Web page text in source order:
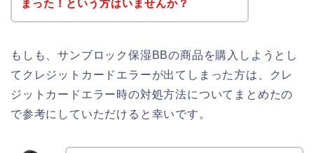
まった！という方はいませんか？
もしも、サンブロック保湿BBの商品を購入しようとし
てクレジットカードエラーが出てしまった方は、クレ
ジットカードエラー時の対処方法についてまとめたの
で参考にしていただけると幸いです。